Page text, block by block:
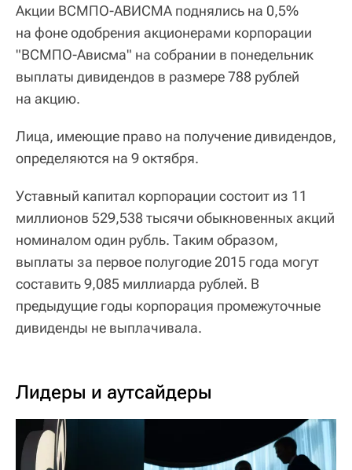
Акции ВСМПО-АВИСМА поднялись на 0,5%
на фоне одобрения акционерами корпорации
"ВСМПО-Ависма" на собрании в понедельник
выплаты дивидендов в размере 788 рублей
на акцию.
Лица, имеющие право на получение дивидендов,
определяются на 9 октября.
Уставный капитал корпорации состоит из 11
миллионов 529,538 тысячи обыкновенных акций
номиналом один рубль. Таким образом,
выплаты за первое полугодие 2015 года могут
составить 9,085 миллиарда рублей. В
предыдущие годы корпорация промежуточные
дивиденды не выплачивала.
Лидеры и аутсайдеры